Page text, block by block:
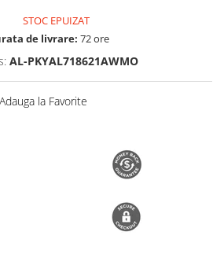
STOC EPUIZAT
de livrare: 72 ore
AL-PKYAL718621AWMO
Adauga la Favorite